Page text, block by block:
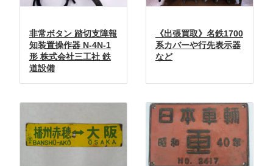
非常ボタン 踏切支障報
知装置操作器 N-4N-1
形 株式会社三工社 鉄
道設備
《出張買取》名鉄1700
系カバーや行先表示器
など